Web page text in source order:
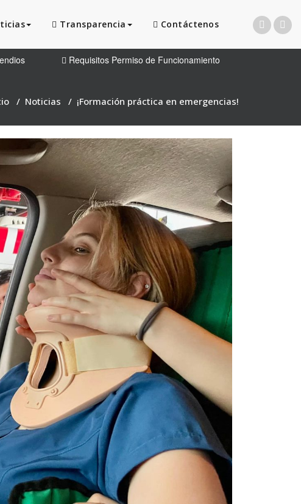
Transparencia Contáctenos
Requisitos Permiso de Funcionamiento
/ Noticias / ¡Formación práctica en emergencias!